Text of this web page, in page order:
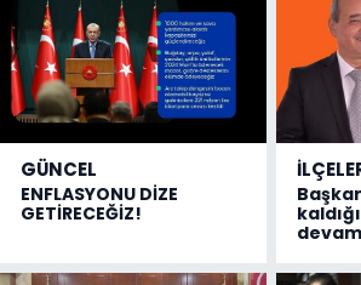
GÜNCEL
ENFLASYONU DİZE
GETİRECEĞİZ!